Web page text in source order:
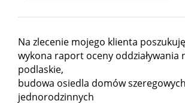
Na zlecenie mojego klienta
wykona raport oceny oddziaływania
podlaskie,
budowa osiedla domów
jednorodzinnych